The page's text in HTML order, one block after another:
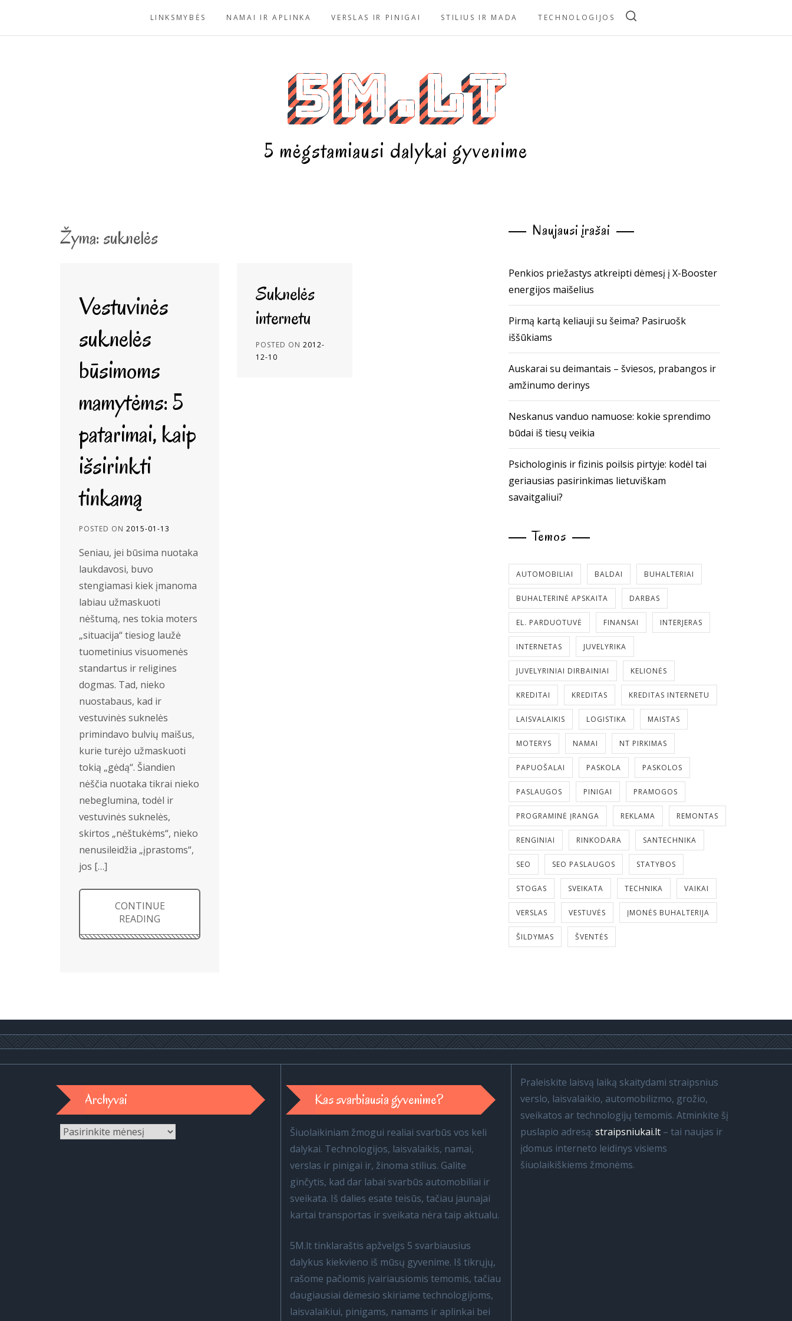
LINKSMYBĖS NAMAI IR APLINKA VERSLAS IR PINIGAI STILIUS IR MADA TECHNOLOGIJOS
5m.lt
5 mėgstamiausi dalykai gyvenime
Žyma: suknelės
Vestuvinės
suknelės
būsimoms
mamytėms: 5
patarimai, kaip
išsirinkti
tinkamą
POSTED ON 2015-01-13
Seniau, jei būsima nuotaka
laukdavosi, buvo
stengiamasi kiek įmanoma
labiau užmaskuoti
nėštumą, nes tokia moters
„situacija“ tiesiog laužė
tuometinius visuomenės
standartus ir religines
dogmas. Tad, nieko
nuostabaus, kad ir
vestuvinės suknelės
primindavo bulvių maišus,
kurie turėjo užmaskuoti
tokią „gėdą“. Šiandien
nėščia nuotaka tikrai nieko
nebeglumina, todėl ir
vestuvinės suknelės,
skirtos „nėštukėms“, nieko
nenusileidžia „įprastoms“,
jos […]
CONTINUE
READING
Suknelės
internetu
POSTED ON2012-
12-10
Naujausi įrašai
Penkios priežastys atkreipti dėmesį į X-Booster
energijos maišelius
Pirmą kartą keliauji su šeima? Pasiruošk
iššūkiams
Auskarai su deimantais – šviesos, prabangos ir
amžinumo derinys
Neskanus vanduo namuose: kokie sprendimo
būdai iš tiesų veikia
Psichologinis ir fizinis poilsis pirtyje: kodėl tai
geriausias pasirinkimas lietuviškam
savaitgaliui?
Temos
AUTOMOBILIAI BALDAI BUHALTERIAI
BUHALTERINĖ APSKAITA DARBAS
EL. PARDUOTUVĖ FINANSAI INTERJERAS
INTERNETAS JUVELYRIKA
JUVELYRINIAI DIRBAINIAI KELIONĖS
KREDITAI KREDITAS KREDITAS INTERNETU
LAISVALAIKIS LOGISTIKA MAISTAS
MOTERYS NAMAI NT PIRKIMAS
PAPUOŠALAI PASKOLA PASKOLOS
PASLAUGOS PINIGAI PRAMOGOS
PROGRAMINĖ ĮRANGA REKLAMA REMONTAS
RENGINIAI RINKODARA SANTECHNIKA
SEO SEO PASLAUGOS STATYBOS
STOGAS SVEIKATA TECHNIKA VAIKAI
VERSLAS VESTUVĖS ĮMONĖS BUHALTERIJA
ŠILDYMAS ŠVENTĖS
Archyvai
Archyvai
Kas svarbiausia gyvenime?
Šiuolaikiniam žmogui realiai svarbūs vos keli
dalykai. Technologijos, laisvalaikis, namai,
verslas ir pinigai ir, žinoma stilius. Galite
ginčytis, kad dar labai svarbūs automobiliai ir
sveikata. Iš dalies esate teisūs, tačiau jaunajai
kartai transportas ir sveikata nėra taip aktualu.
5M.lt tinklaraštis apžvelgs 5 svarbiausius
dalykus kiekvieno iš mūsų gyvenime. Iš tikrųjų,
rašome pačiomis įvairiausiomis temomis, tačiau
daugiausiai dėmesio skiriame technologijoms,
laisvalaikiui, pinigams, namams ir aplinkai bei
Praleiskite laisvą laiką skaitydami straipsnius
verslo, laisvalaikio, automobilizmo, grožio,
sveikatos ar technologijų temomis. Atminkite šį
puslapio adresą: straipsniukai.lt– tai naujas ir
įdomus interneto leidinys visiems
šiuolaikiškiems žmonėms.